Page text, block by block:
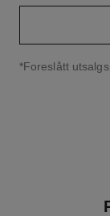
↩
*Foreslått